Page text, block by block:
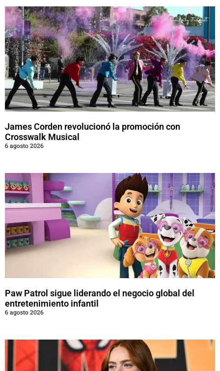
James Corden revolucionó la promoción con
Crosswalk Musical
6 agosto 2026
Paw Patrol sigue liderando el negocio global del
entretenimiento infantil
6 agosto 2026